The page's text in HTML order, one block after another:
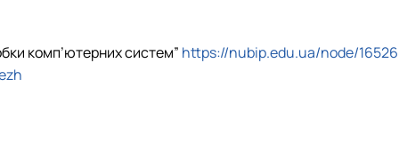
комп’ютерних систем” https://nubip.edu.ua/node/